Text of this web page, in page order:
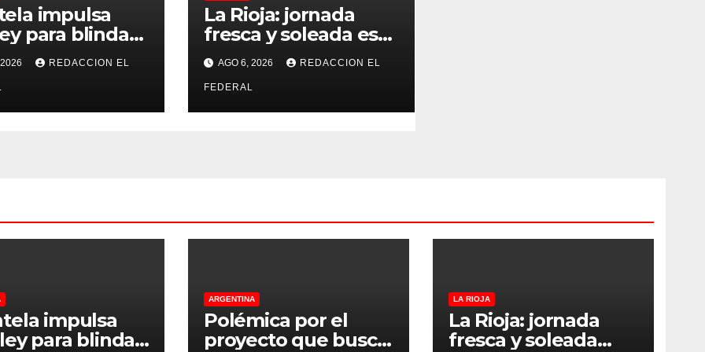
impulsa
para blindar
rurales de
cuáles son
REDACCION EL
La Rioja: jornada
fresca y soleada este
jueves, con
temperaturas
estables para el
viernes
AGO 6, 2026 REDACCION EL
FEDERAL
impulsa
para blindar
ARGENTINA
Polémica por el
proyecto que busca
LA RIOJA
La Rioja: jornada
fresca y soleada